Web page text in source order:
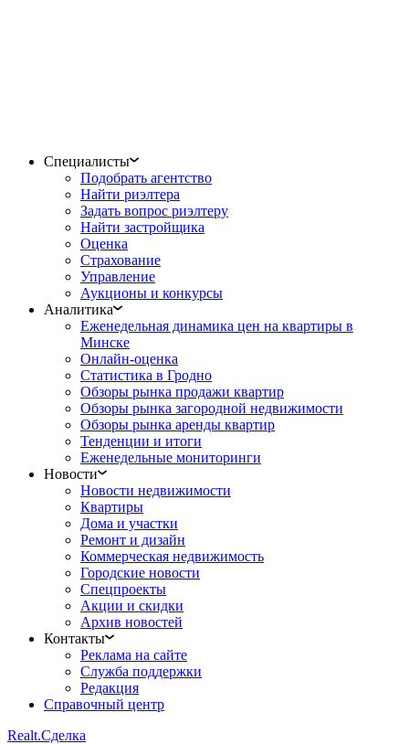
Специалисты
Подобрать агентство
Найти риэлтера
Задать вопрос риэлтеру
Найти застройщика
Оценка
Страхование
Управление
Аукционы и конкурсы
Аналитика
Еженедельная динамика цен на квартиры в
Минске
Онлайн-оценка
Статистика в Гродно
Обзоры рынка продажи квартир
Обзоры рынка загородной недвижимости
Обзоры рынка аренды квартир
Тенденции и итоги
Еженедельные мониторинги
Новости
Новости недвижимости
Квартиры
Дома и участки
Ремонт и дизайн
Коммерческая недвижимость
Городские новости
Спецпроекты
Акции и скидки
Архив новостей
Контакты
Реклама на сайте
Служба поддержки
Редакция
Справочный центр
Realt.Сделка